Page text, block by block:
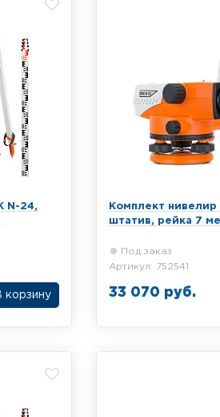
N-24,
корзину
Комплект нивелир
штатив, рейка 7
Под заказ
Артикул: 752541
33 070 руб.